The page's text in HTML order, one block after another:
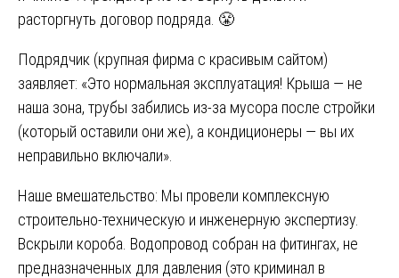
расторгнуть договор подряда. 😤
Подрядчик (крупная фирма с красивым сайтом)
заявляет: «Это нормальная эксплуатация! Крыша — не
наша зона, трубы забились из-за мусора после стройки
(который оставили они же), а кондиционеры — вы их
неправильно включали».
Наше вмешательство: Мы провели комплексную
строительно-техническую и инженерную экспертизу.
Вскрыли короба. Водопровод собран на фитингах, не
предназначенных для давления (это криминал в